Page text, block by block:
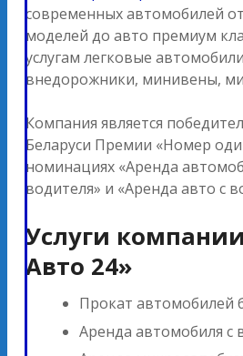
современных автомобилей
моделей до авто премиум
услугам легковые
внедорожники, минивены,
Компания является
Беларуси Премии «Номер
номинациях «Аренда
водителя» и «Аренда авто с
Услуги
Авто 24»
Прокат автомобилей
Аренда автомобиля с